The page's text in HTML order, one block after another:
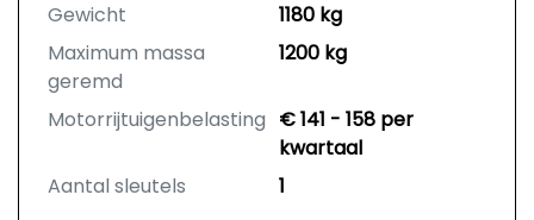
Gewicht
1180 kg
Maximum massa
geremd
1200 kg
Motorrijtuigenbelasting € 141 - 158 per
kwartaal
Aantal sleutels
1